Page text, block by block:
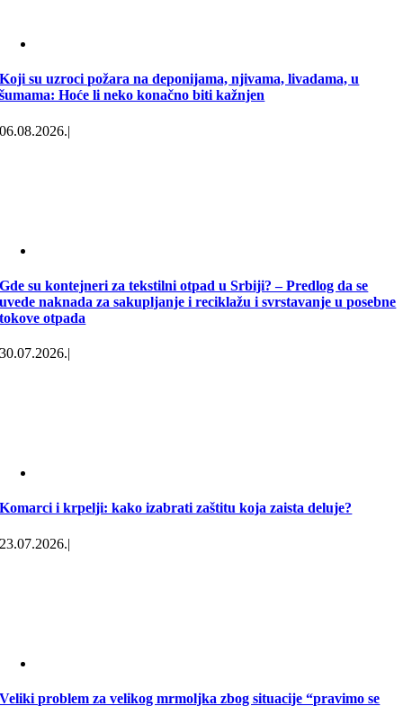
Koji su uzroci požara na deponijama, njivama, livadama, u
šumama: Hoće li neko konačno biti kažnjen
06.08.2026.|
Gde su kontejneri za tekstilni otpad u Srbiji? – Predlog da se
uvede naknada za sakupljanje i reciklažu i svrstavanje u posebne
tokove otpada
30.07.2026.|
Komarci i krpelji: kako izabrati zaštitu koja zaista deluje?
23.07.2026.|
Veliki problem za velikog mrmoljka zbog situacije “pravimo se